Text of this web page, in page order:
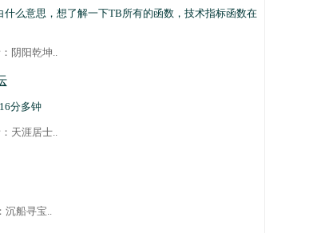
么意思，想了解一下TB所有的函数，技术指标函数在
阴阳乾坤
分多钟
天涯居士..
沉船寻宝..